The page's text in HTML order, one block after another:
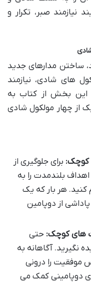
نیازمند صبر، تکرار و
ساختن مدارهای جدید
های شادی، نیازمند
این بخش از کتاب به
از چهار مولکول شادی
کوچک: برای جلوگیری از
بلندمدت را به
هر بار که یک
از دوپامین
های کوچک: حتی
نگیرید. آگاهانه به
موفقیت را درونی
دوپامینی کمک می